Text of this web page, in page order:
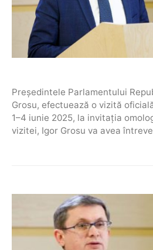
Președintele Parlamentului
Grosu, efectuează o vizită
1–4 iunie 2025, la invitația
vizitei, Igor Grosu va avea